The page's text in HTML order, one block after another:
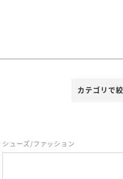
カテゴリで
シューズ/ファッション